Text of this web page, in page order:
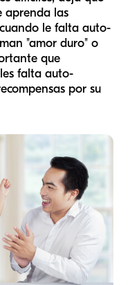
aprenda las
le falta auto-
"amor duro" o
que
falta auto-
por su